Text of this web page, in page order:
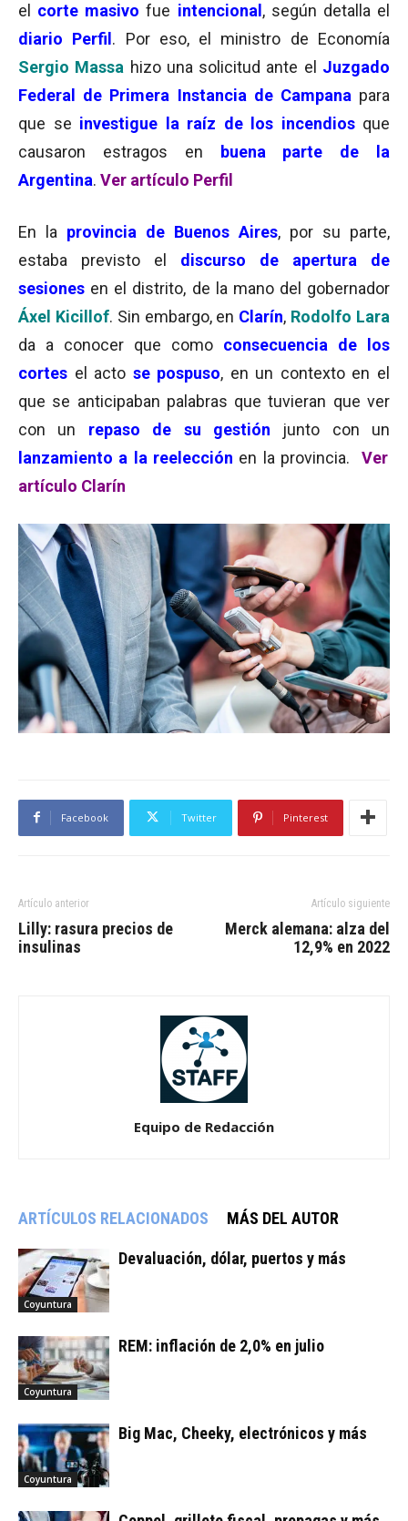
el
corte masivofue intencional , según detalla el
diario Perfil . Por eso, el ministro de Economía
Sergio Massa hizo una solicitud ante el Juzgado
Federal de Primera Instancia de Campana para
que se investigue la raíz de los incendiosque
causaron estragos en buena parte de la
Argentina. Ver artículo Perfil
En la provincia de Buenos Aires, por su parte,
estaba previsto el discurso de apertura de
sesiones en el distrito, de la mano del gobernador
Áxel Kicillof. Sin embargo, en Clarín, Rodolfo Lara
da a conocer que como consecuencia de los
cortes el acto se pospuso, en un contexto en el
que se anticipaban palabras que tuvieran que ver
con un repaso de su gestión
junto con un
lanzamiento a la reelección en la provincia. Ver
artículo Clarín
Facebook Twitter Pinterest
Artículo anterior
Lilly: rasura precios de
insulinas
Artículo siguiente
Merck alemana: alza del
12,9% en 2022
Equipo de Redacción
ARTÍCULOS RELACIONADOS MÁS DEL AUTOR
Coyuntura
Devaluación, dólar, puertos y más
Coyuntura
REM: inflación de 2,0% en julio
Coyuntura
Big Mac, Cheeky, electrónicos y más